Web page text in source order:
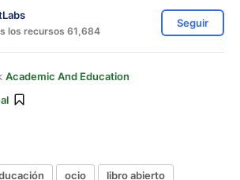
los recursos 61,684
Seguir
Academic And Education
ocio libro abierto